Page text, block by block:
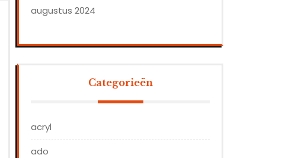
augustus 2024
Categorieën
acryl
ado